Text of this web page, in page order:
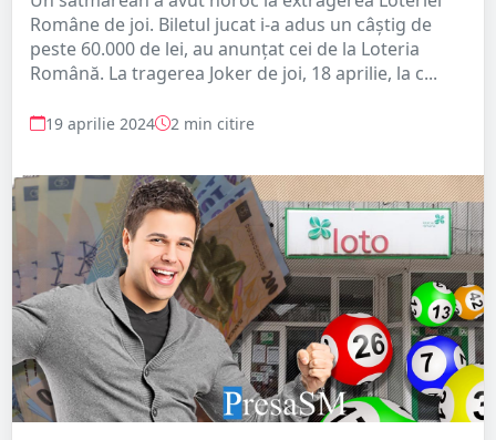
Române de joi. Biletul jucat i-a adus un câștig de
peste 60.000 de lei, au anunțat cei de la Loteria
Română. La tragerea Joker de joi, 18 aprilie, la c...
19 aprilie 2024 2 min citire